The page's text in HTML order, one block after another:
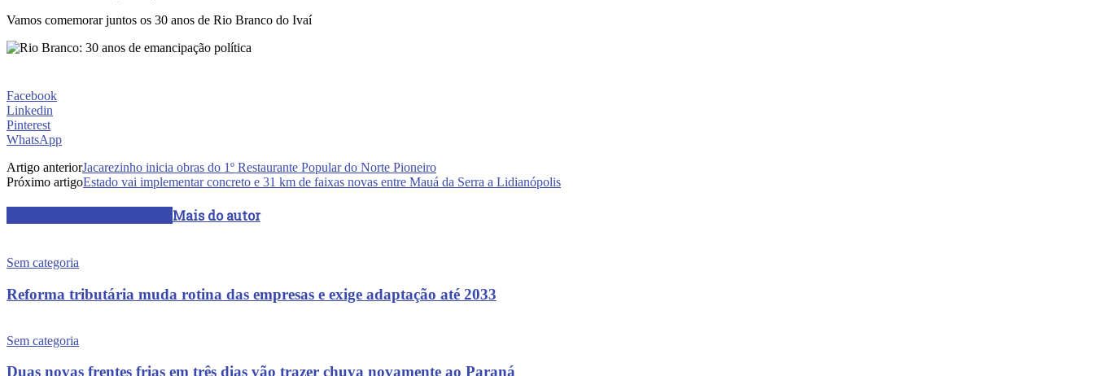
Vamos comemorar juntos os 30 anos de Rio Branco do Ivaí
Facebook
Linkedin
Pinterest
WhatsApp
Artigo anteriorJacarezinho inicia obras do 1º Restaurante Popular do Norte Pioneiro
Próximo artigoEstado vai implementar concreto e 31 km de faixas novas entre Mauá da Serra a Lidianópolis
Mais do autor
Sem categoria
Reforma tributária muda rotina das empresas e exige adaptação até 2033
Sem categoria
Duas novas frentes frias em três dias vão trazer chuva novamente ao Paraná